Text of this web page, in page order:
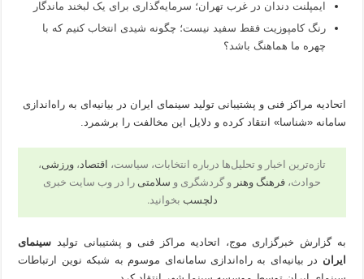
ایمپلنت دندان در غرب تهران؛ سرمایه‌گذاری برای یک لبخند ماندگار
رنگ کامپوزیت فقط سفید نیست؛ چگونه شیدی انتخاب کنیم که با
چهره ما هماهنگ باشد؟
اتحادیه مراکز فنی و پشتیبانی تولید سینمای ایران در بیانیه‌ای به راه‌اندازی
سامانه «شناسا» انتقاد کرده و دلایل این مخالفت را برشمرد.
تازه‌ترین اخبار و تحلیل‌ها درباره انتخابات، سیاست، اقتصاد، ورزشی،
حوادث، فرهنگ وهنر و گردشگری و سلامتی را در وب سایت خبری
دلچسب بخوانید.
به گزارش خبرگزاری موج، اتحادیه مراکز فنی و پشتیبانی تولید سینمای
ایران در بیانیه‌ای به راه‌اندازی سامانه‌ای موسوم به شبکه نوین ارتباطات